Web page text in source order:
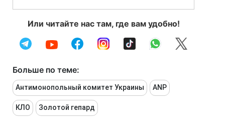
Или читайте нас там, где вам удобно!
Больше по теме:
Антимонопольный комитет Украины ANP
КЛО Золотой гепард